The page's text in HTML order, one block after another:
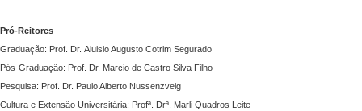
Pró-Reitores
Graduação: Prof. Dr. Aluisio Augusto Cotrim Segurado
Pós-Graduação: Prof. Dr. Marcio de Castro Silva Filho
Pesquisa: Prof. Dr. Paulo Alberto Nussenzveig
Cultura e Extensão Universitária: Profª. Drª. Marli Quadros Leite